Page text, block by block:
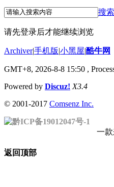
搜索
请先登录后才能继续浏览
Archiver|手机版|小黑屋|酷牛网
GMT+8, 2026-8-8 15:50 ,
Powered by Discuz! X3.4
© 2001-2017 Comsenz Inc.
黔ICP备19012047号-1
一
返回顶部